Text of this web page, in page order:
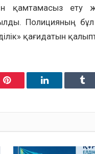
қамтамасыз
Полицияның
қағидатын
Pinterest LinkedIn